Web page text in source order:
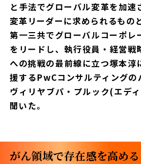
と手法でグローバル変革を加速
変革リーダーに求められるもの
第一三共でグローバルコーポレ
をリードし、執行役員・経営戦
への挑戦の最前線に立つ塚本淳
援するPwCコンサルティングの
ヴィリヤブパ・プルック(エデ
聞いた。
がん領域で存在感を高める